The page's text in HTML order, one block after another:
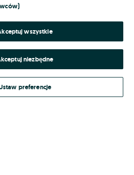
Zaloguj się
jednego z dostawców wskazanych powyżej,
OLX.pl w jego aktualnym brzmieniu.
wszystkie
niezbędne
preferencje